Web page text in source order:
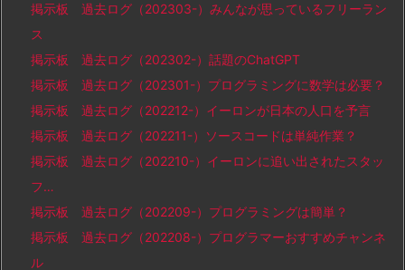
掲示板 過去ログ（202303-）みんなが思っているフリーラン
ス
掲示板 過去ログ（202302-）話題のChatGPT
掲示板 過去ログ（202301-）プログラミングに数学は必要？
掲示板 過去ログ（202212-）イーロンが日本の人口を予言
掲示板 過去ログ（202211-）ソースコードは単純作業？
掲示板 過去ログ（202210-）イーロンに追い出されたスタッ
フ…
掲示板 過去ログ（202209-）プログラミングは簡単？
掲示板 過去ログ（202208-）プログラマーおすすめチャンネ
ル